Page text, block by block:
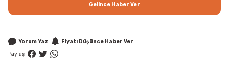
Gelince Haber Ver
Yorum Yaz
Fiyatı Düşünce Haber Ver
Paylaş